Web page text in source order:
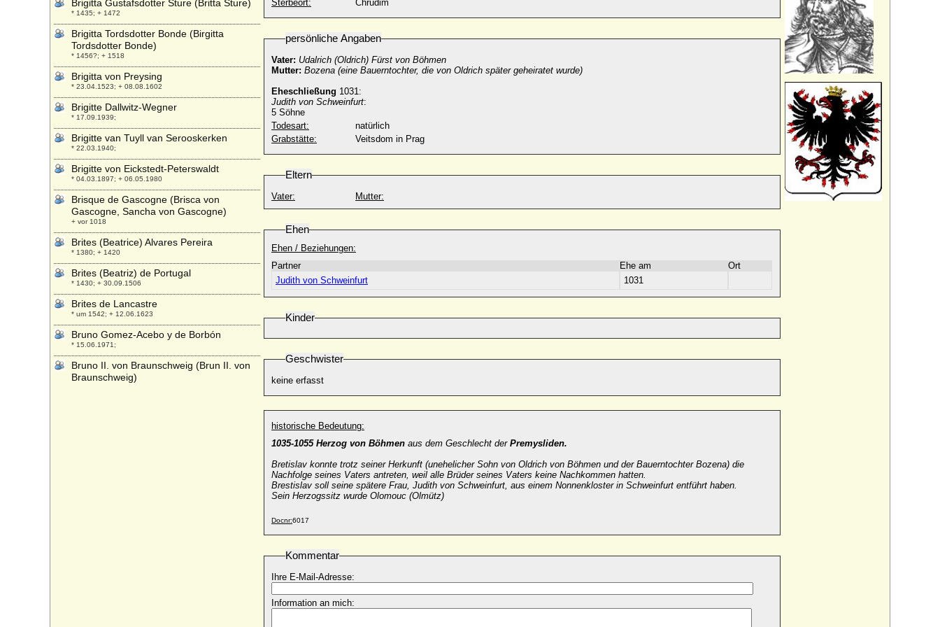
Sterbeort:
Chrudim
persönliche Angaben
Vater: Udalrich (Oldrich) Fürst von Böhmen
Mutter: Bozena (eine Bauerntochter, die von Oldrich später geheiratet wurde)
Eheschließung 1031:
Judith von Schweinfurt:
5 Söhne
Todesart:
natürlich
Grabstätte:
Veitsdom in Prag
Eltern
Vater: Mutter:
Ehen
Ehen / Beziehungen:
Partner
Ehe am
Ort
Judith von Schweinfurt
1031
Kinder
Geschwister
keine erfasst
historische Bedeutung:
1035-1055 Herzog von Böhmen aus dem Geschlecht der Premysliden.
Bretislav konnte trotz seiner Herkunft (unehelicher Sohn von Oldrich von Böhmen und der Bauerntochter Bozena) die
Nachfolge seines Vaters antreten, weil alle Brüder seines Vaters keine Nachkommen hatten.
Brestislav soll seine spätere Frau, Judith von Schweinfurt, aus einem Nonnenkloster in Schweinfurt entführt haben.
Sein Herzogssitz wurde Olomouc (Olmütz)
Docnr:6017
Kommentar
Ihre E-Mail-Adresse:
Information an mich:
Brigitta Gustafsdotter Sture (Britta Sture)
* 1435; + 1472
Brigitta Tordsdotter Bonde (Birgitta
Tordsdotter Bonde)
* 1456?; + 1518
Brigitta von Preysing
* 23.04.1523; + 08.08.1602
Brigitte Dallwitz-Wegner
* 17.09.1939;
Brigitte van Tuyll van Serooskerken
* 22.03.1940;
Brigitte von Eickstedt-Peterswaldt
* 04.03.1897; + 06.05.1980
Brisque de Gascogne (Brisca von
Gascogne, Sancha von Gascogne)
+ vor 1018
Brites (Beatrice) Alvares Pereira
* 1380; + 1420
Brites (Beatriz) de Portugal
* 1430; + 30.09.1506
Brites de Lancastre
* um 1542; + 12.06.1623
Bruno Gomez-Acebo y de Borbón
* 15.06.1971;
Bruno II. von Braunschweig (Brun II. von
Braunschweig)